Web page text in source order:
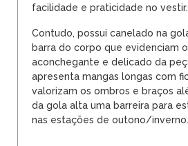
facilidade e praticidade no vestir.
Contudo, possui canelado na
barra do corpo que evidenciam
aconchegante e delicado da
apresenta mangas longas com
valorizam os ombros e braços
da gola alta uma barreira para
nas estações de outono/inverno.